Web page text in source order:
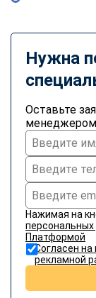
Нужна
Оставьте
менеджером
Нажимая на
Платформой
Согласен
рекламной
online
Свяжитесь с
Telegram